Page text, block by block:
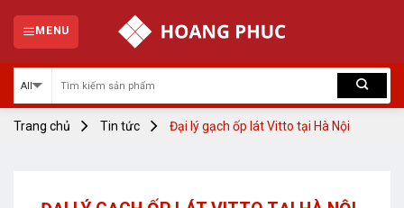
content
MENU
Trang chủ Tin tức Đại lý gạch ốp lát Vitto tại Hà Nội